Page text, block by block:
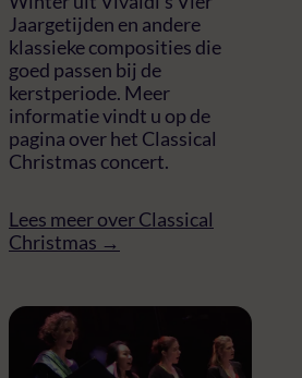
Jaargetijden en andere
klassieke composities die
goed passen bij de
kerstperiode. Meer
informatie vindt u op de
pagina over het Classical
Christmas concert.
Lees meer over Classical
Christmas →